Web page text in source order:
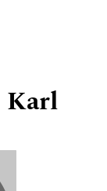
Karl